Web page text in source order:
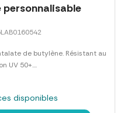
personnalisable
de butylène. Résistant au
UV 50+....
disponibles